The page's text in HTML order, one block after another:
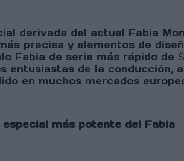
derivada del actual Fabia
precisa y elementos de
Fabia de serie más rápido
entusiastas de la conducción,
en muchos mercados
especial más potente del Fabia